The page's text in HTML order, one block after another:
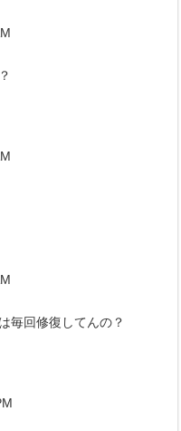
毎回修復してんの？